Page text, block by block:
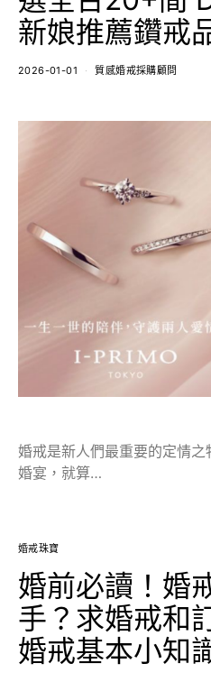
新娘推薦鑽戒
2026-01-01 質感婚戒採購顧問
婚戒是新人們最重要的定情之
婚宴，就算…
婚戒珠寶
婚前必讀！婚
手？求婚戒和
婚戒基本小知